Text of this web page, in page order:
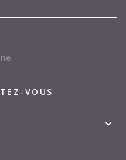
VOUS